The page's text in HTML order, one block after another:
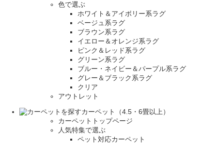
色で選ぶ
ホワイト＆アイボリー系ラグ
ベージュ系ラグ
ブラウン系ラグ
イエロー＆オレンジ系ラグ
ピンク＆レッド系ラグ
グリーン系ラグ
ブルー・ネイビー＆パープル系ラグ
グレー＆ブラック系ラグ
クリア
アウトレット
カーペット（4.5・6畳以上）
カーペットトップページ
人気特集で選ぶ
ペット対応カーペット